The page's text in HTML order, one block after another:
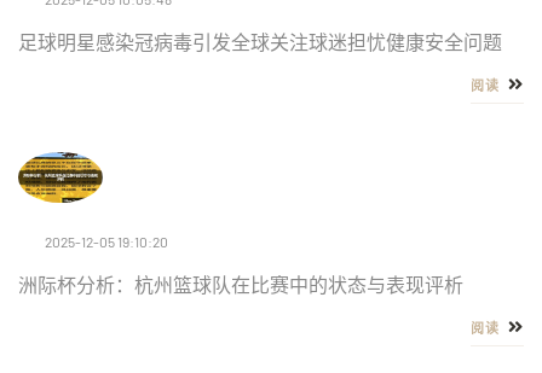
足球明星感染冠病毒引发全球关注球迷担忧健康安全问题
阅读
2025-12-05 19:10:20
洲际杯分析：杭州篮球队在比赛中的状态与表现评析
阅读